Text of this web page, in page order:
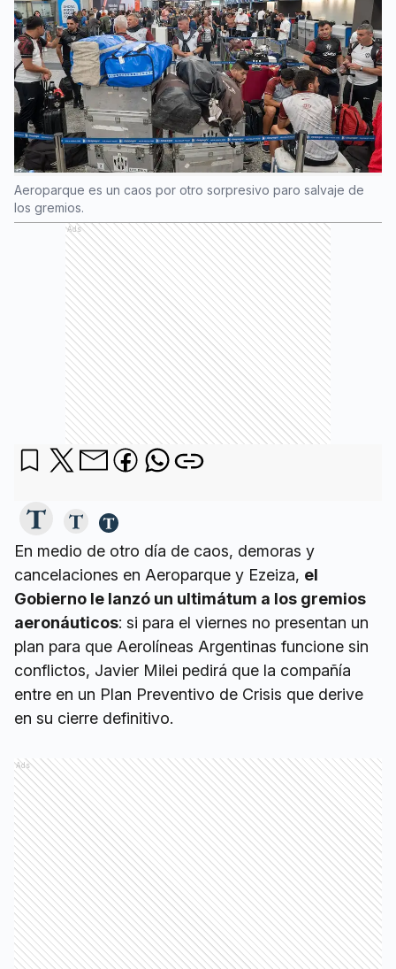
Aeroparque es un caos por otro sorpresivo paro salvaje de
los gremios.
Ads
En medio de otro día de caos, demoras y
cancelaciones en Aeroparque y Ezeiza, el
Gobierno le lanzó un ultimátum a los gremios
aeronáuticos: si para el viernes no presentan un
plan para que Aerolíneas Argentinas funcione sin
conflictos, Javier Milei pedirá que la compañía
entre en un Plan Preventivo de Crisis que derive
en su cierre definitivo.
Ads